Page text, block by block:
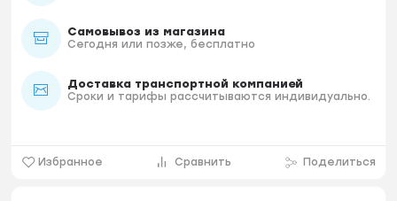
Самовывоз из магазина
Сегодня или позже, бесплатно
Доставка транспортной компанией
Сроки и тарифы рассчитываются индивидуально.
Избранное Сравнить Поделиться